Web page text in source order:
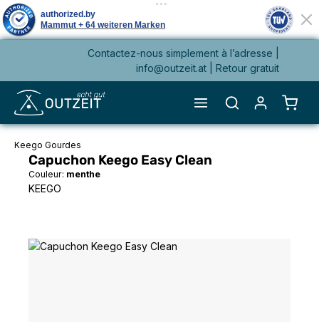
Contactez-nous simplement à l’adresse |
info@outzeit.at
| Retour gratuit
Le
Keego Gourdes
Capuchon Keego Easy Clean
Couleur: menthe
KEEGO
Ignorer la galerie d'images